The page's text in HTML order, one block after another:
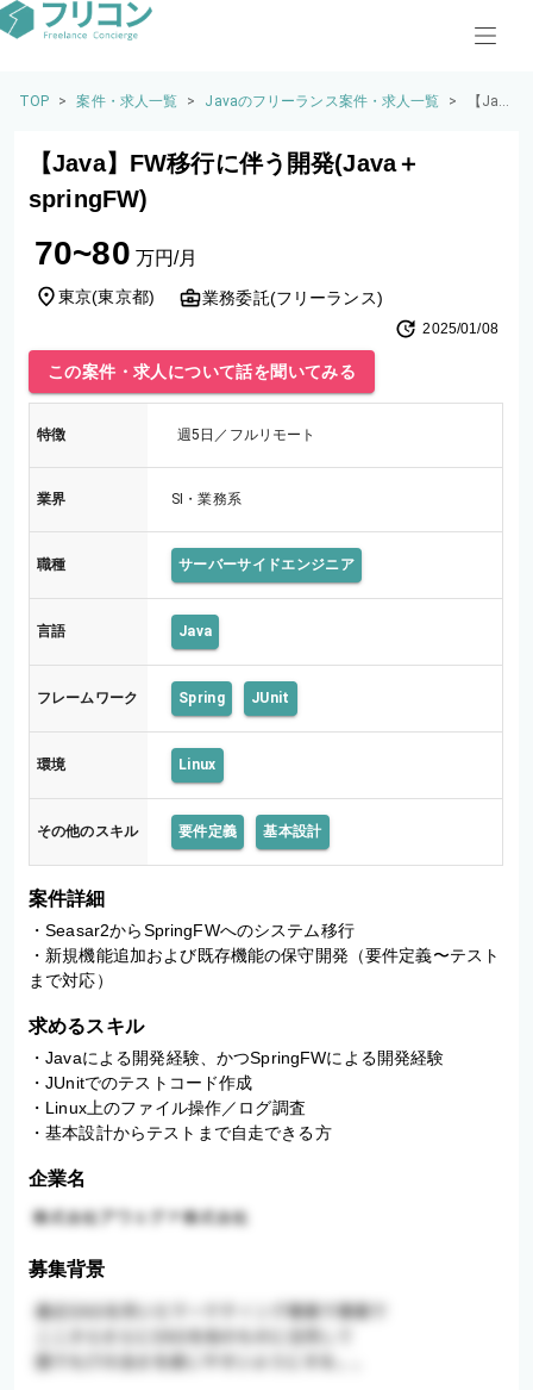
TOP > 案件・求人一覧 > Javaのフリーランス案件・求人一覧 >
【Jav
【Java】FW移行に伴う開発(Java＋
springFW)
70~80 万円/月
東京(東京都) 業務委託(フリーランス)
2025/01/08
この案件・求人について話を聞いてみる
特徴 週5日／フルリモート
業界 SI・業務系
職種 サーバーサイドエンジニア
言語 Java
フレームワーク Spring JUnit
環境 Linux
その他のスキル 要件定義 基本設計
案件詳細
・Seasar2からSpringFWへのシステム移行
・新規機能追加および既存機能の保守開発（要件定義〜テスト
まで対応）
求めるスキル
・Javaによる開発経験、かつSpringFWによる開発経験
・JUnitでのテストコード作成
・Linux上のファイル操作／ログ調査
・基本設計からテストまで自走できる方
企業名
募集背景